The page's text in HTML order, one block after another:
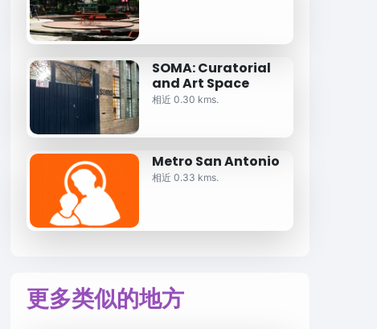
SOMA: Curatorial
and Art Space
相近 0.30 kms.
Metro San Antonio
相近 0.33 kms.
更多类似的地方